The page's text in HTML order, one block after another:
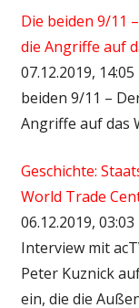
Die beiden 9/11
die Angriffe auf
07.12.2019,
beiden 9/11 –
Angriffe auf das
Geschichte:
World Trade
06.12.2019,
Interview mit
Peter Kuznick
ein, die die